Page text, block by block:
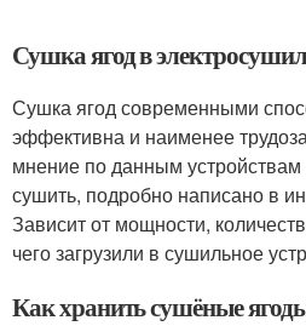
Сушка ягод в
Сушка ягод современными
эффективна и наименее
мнение по данным
сушить, подробно написано в
Зависит от мощности,
чего загрузили в сушильное
Как хранить сушёные